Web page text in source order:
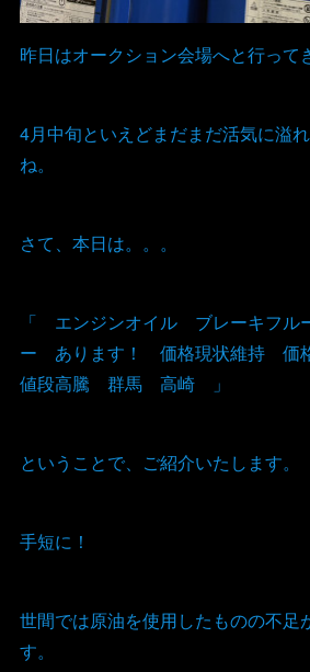
昨日はオークション会場へと行って
4月中旬といえどまだまだ活気に溢
ね。
さて、本日は。。。
「 エンジンオイル ブレーキフル
ー あります！ 価格現状維持 価
値段高騰 群馬 高崎 」
ということで、ご紹介いたします。
手短に！
世間では原油を使用したものの不足
す。